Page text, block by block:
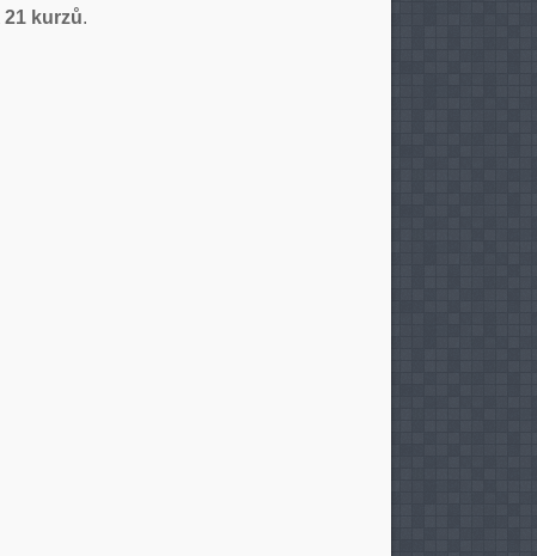
21 kurzů.